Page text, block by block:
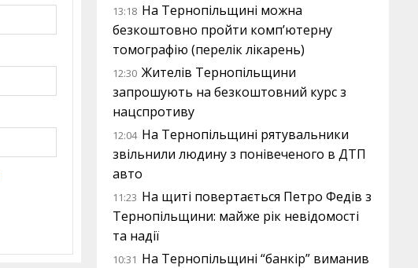
13:18 На Тернопільщині можна
безкоштовно пройти комп’ютерну
томографію (перелік лікарень)
12:30 Жителів Тернопільщини
запрошують на безкоштовний курс з
нацспротиву
12:04 На Тернопільщині рятувальники
звільнили людину з понівеченого в ДТП
авто
11:23 На щиті повертається Петро Федів з
Тернопільщини: майже рік невідомості
та надії
10:31 На Тернопільщині “банкір” виманив